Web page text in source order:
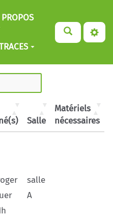
Salle
Matériels
nécessaires
salle
A